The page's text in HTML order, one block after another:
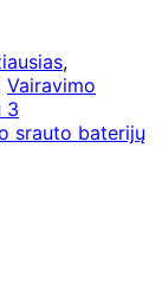
,
Vairavimo
3
srauto baterijų